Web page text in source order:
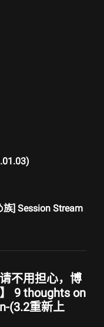
族] Session Stream
不用担心，博
9 thoughts on
(3.2重新上